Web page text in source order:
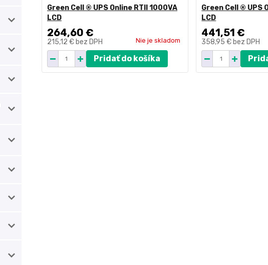
Green Cell ® UPS Online RTII 1000VA
LCD
264,60 €
215,12 € bez DPH Nie je skladom
Pridať do košíka
Green Cell ® UPS
LCD
441,51 €
358,95 € bez DPH